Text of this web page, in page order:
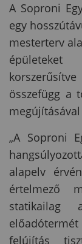
A Soproni
egy
mesterterv
épületeket
összefügg a
„A Soproni
alapelv
értelmező
statikailag
felújítás